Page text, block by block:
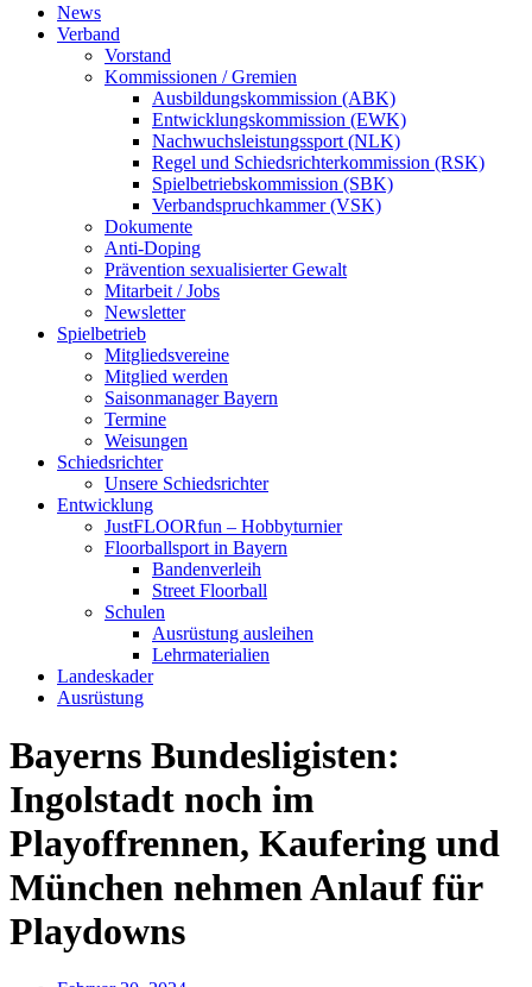
News
Verband
Vorstand
Kommissionen / Gremien
Ausbildungskommission (ABK)
Entwicklungskommission (EWK)
Nachwuchsleistungssport (NLK)
Regel und Schiedsrichterkommission (RSK)
Spielbetriebskommission (SBK)
Verbandspruchkammer (VSK)
Dokumente
Anti-Doping
Prävention sexualisierter Gewalt
Mitarbeit / Jobs
Newsletter
Spielbetrieb
Mitgliedsvereine
Mitglied werden
Saisonmanager Bayern
Termine
Weisungen
Schiedsrichter
Unsere Schiedsrichter
Entwicklung
JustFLOORfun – Hobbyturnier
Floorballsport in Bayern
Bandenverleih
Street Floorball
Schulen
Ausrüstung ausleihen
Lehrmaterialien
Landeskader
Ausrüstung
Bayerns Bundesligisten:
Ingolstadt noch im
Playoffrennen, Kaufering und
München nehmen Anlauf für
Playdowns